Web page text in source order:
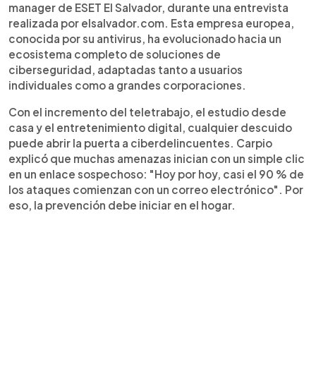
inteligentes, cada acción cuenta para blindar tu
vida digital desde casa.
manager de ESET El Salvador, durante una entrevista
realizada por elsalvador.com. Esta empresa europea,
conocida por su antivirus, ha evolucionado hacia un
ecosistema completo de soluciones de
ciberseguridad, adaptadas tanto a usuarios
individuales como a grandes corporaciones.
Con el incremento del teletrabajo, el estudio desde
casa y el entretenimiento digital, cualquier descuido
puede abrir la puerta a ciberdelincuentes. Carpio
explicó que muchas amenazas inician con un simple clic
en un enlace sospechoso: "Hoy por hoy, casi el 90 % de
los ataques comienzan con un correo electrónico". Por
eso, la prevención debe iniciar en el hogar.